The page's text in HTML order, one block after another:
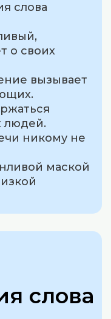
слова
о своих
вызывает
людей.
никому не
маской
слова